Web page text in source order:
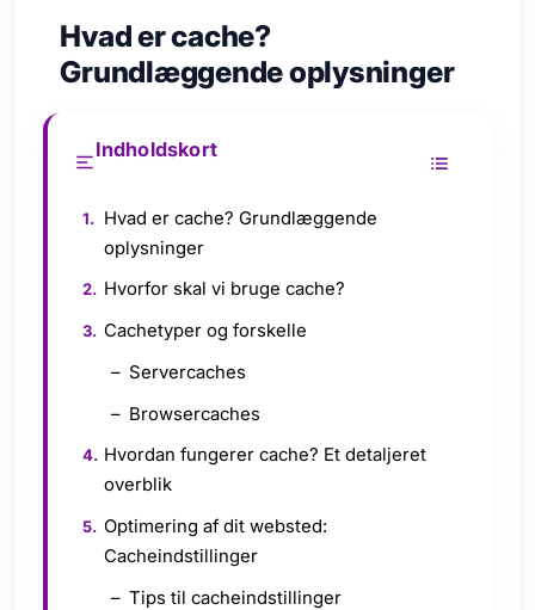
Hvad er cache?
Grundlæggende oplysninger
Indholdskort
Hvad er cache? Grundlæggende
oplysninger
Hvorfor skal vi bruge cache?
Cachetyper og forskelle
Servercaches
Browsercaches
Hvordan fungerer cache? Et detaljeret
overblik
Optimering af dit websted:
Cacheindstillinger
Tips til cacheindstillinger